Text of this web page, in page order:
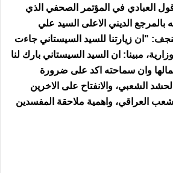
العبادي في المؤتمر الصحفي الذي
الديني الاعلى السيد علي
"ان زيارتنا للسيد السيستاني جاءت
مبينا: ان السيد السيستاني بارك لنا
وان سماحته اكد على ضرورة
الشعبي، والانفتاح على الاخرين
العراقي، واهمية ملاحقة المفسدين